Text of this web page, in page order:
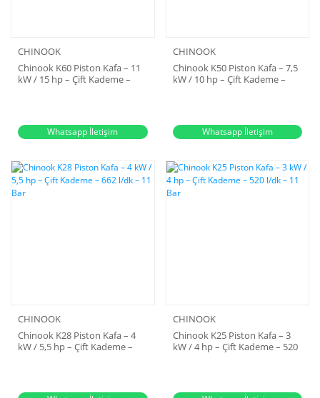
CHINOOK
Chinook K60 Piston Kafa – 11
kW / 15 hp – Çift Kademe –
Whatsapp İletişim
CHINOOK
Chinook K50 Piston Kafa – 7,5
kW / 10 hp – Çift Kademe –
Whatsapp İletişim
CHINOOK
Chinook K28 Piston Kafa – 4
kW / 5,5 hp – Çift Kademe –
CHINOOK
Chinook K25 Piston Kafa – 3
kW / 4 hp – Çift Kademe – 520